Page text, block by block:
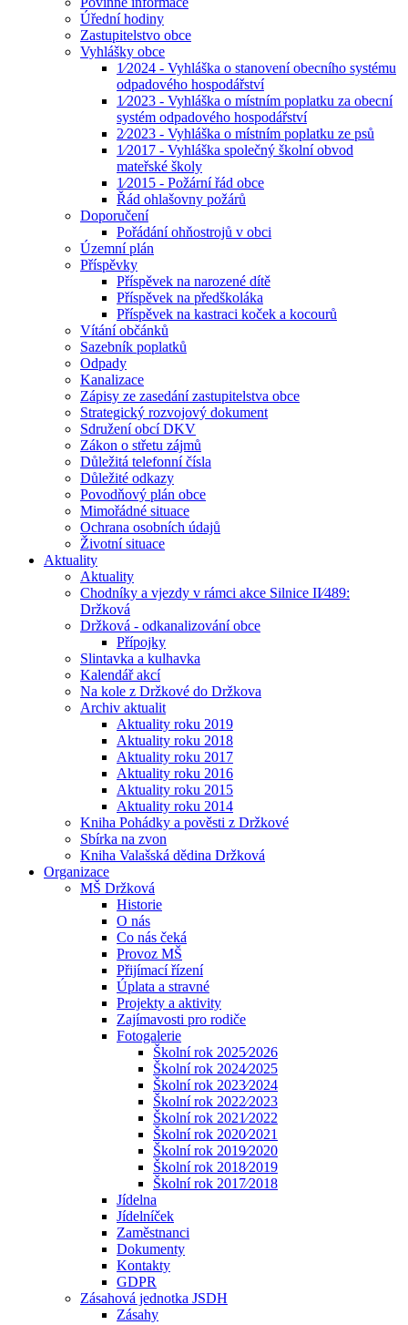
Úřední hodiny
Zastupitelstvo obce
Vyhlášky obce
1⁄2024 - Vyhláška o stanovení obecního systému
odpadového hospodářství
1⁄2023 - Vyhláška o místním poplatku za obecní
systém odpadového hospodářství
2⁄2023 - Vyhláška o místním poplatku ze psů
1⁄2017 - Vyhláška společný školní obvod
mateřské školy
1⁄2015 - Požární řád obce
Řád ohlašovny požárů
Doporučení
Pořádání ohňostrojů v obci
Územní plán
Příspěvky
Příspěvek na narozené dítě
Příspěvek na předškoláka
Příspěvek na kastraci koček a kocourů
Vítání občánků
Sazebník poplatků
Odpady
Kanalizace
Zápisy ze zasedání zastupitelstva obce
Strategický rozvojový dokument
Sdružení obcí DKV
Zákon o střetu zájmů
Důležitá telefonní čísla
Důležité odkazy
Povodňový plán obce
Mimořádné situace
Ochrana osobních údajů
Životní situace
Aktuality
Aktuality
Chodníky a vjezdy v rámci akce Silnice II⁄489:
Držková
Držková - odkanalizování obce
Přípojky
Slintavka a kulhavka
Kalendář akcí
Na kole z Držkové do Držkova
Archiv aktualit
Aktuality roku 2019
Aktuality roku 2018
Aktuality roku 2017
Aktuality roku 2016
Aktuality roku 2015
Aktuality roku 2014
Kniha Pohádky a pověsti z Držkové
Sbírka na zvon
Kniha Valašská dědina Držková
Organizace
MŠ Držková
Historie
O nás
Co nás čeká
Provoz MŠ
Přijímací řízení
Úplata a stravné
Projekty a aktivity
Zajímavosti pro rodiče
Fotogalerie
Školní rok 2025⁄2026
Školní rok 2024⁄2025
Školní rok 2023⁄2024
Školní rok 2022⁄2023
Školní rok 2021⁄2022
Školní rok 2020⁄2021
Školní rok 2019⁄2020
Školní rok 2018⁄2019
Školní rok 2017⁄2018
Jídelna
Jídelníček
Zaměstnanci
Dokumenty
Kontakty
GDPR
Zásahová jednotka JSDH
Zásahy